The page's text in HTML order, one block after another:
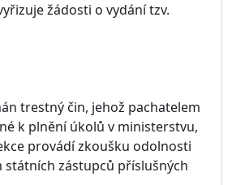
žádosti o vydání tzv.
trestný čin, jehož pachatelem
k plnění úkolů v ministerstvu,
provádí zkoušku odolnosti
zástupců příslušných